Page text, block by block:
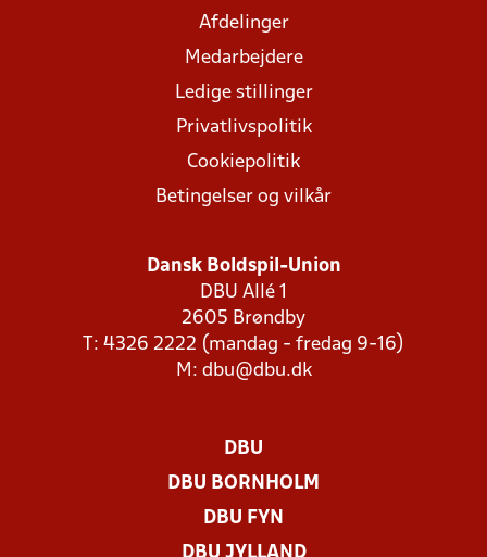
Afdelinger
Medarbejdere
Ledige stillinger
Privatlivspolitik
Cookiepolitik
Betingelser og vilkår
Dansk Boldspil-Union
DBU Allé 1
2605 Brøndby
T: 4326 2222 (mandag - fredag 9-16)
M: dbu@dbu.dk
DBU
DBU BORNHOLM
DBU FYN